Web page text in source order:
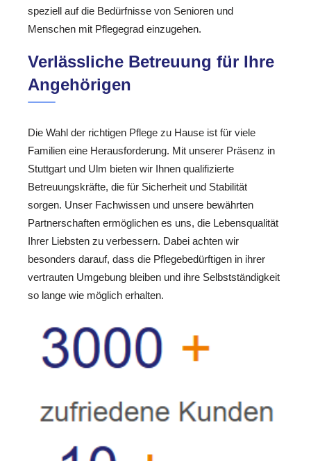
speziell auf die Bedürfnisse von Senioren und
Menschen mit Pflegegrad einzugehen.
Verlässliche Betreuung für Ihre
Angehörigen
Die Wahl der richtigen Pflege zu Hause ist für viele
Familien eine Herausforderung. Mit unserer Präsenz in
Stuttgart und Ulm bieten wir Ihnen qualifizierte
Betreuungskräfte, die für Sicherheit und Stabilität
sorgen. Unser Fachwissen und unsere bewährten
Partnerschaften ermöglichen es uns, die Lebensqualität
Ihrer Liebsten zu verbessern. Dabei achten wir
besonders darauf, dass die Pflegebedürftigen in ihrer
vertrauten Umgebung bleiben und ihre Selbstständigkeit
so lange wie möglich erhalten.